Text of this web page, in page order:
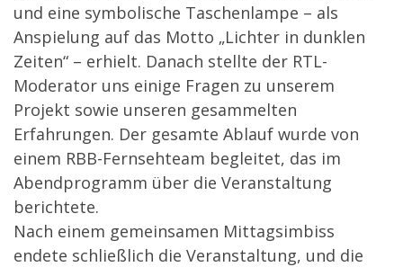
und eine symbolische Taschenlampe – als
Anspielung auf das Motto „Lichter in dunklen
Zeiten“ – erhielt. Danach stellte der RTL-
Moderator uns einige Fragen zu unserem
Projekt sowie unseren gesammelten
Erfahrungen. Der gesamte Ablauf wurde von
einem RBB-Fernsehteam begleitet, das im
Abendprogramm über die Veranstaltung
berichtete.
Nach einem gemeinsamen Mittagsimbiss
endete schließlich die Veranstaltung, und die